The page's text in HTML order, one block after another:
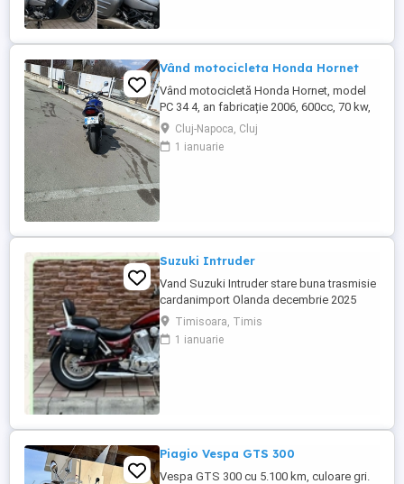
Vând motocicleta Honda Hornet
Vând motocicletă Honda Hornet, model
PC 34 4, an fabricație 2006, 600cc, 70 kw,
98 cp, inspecție tehnică valabilă până în
august 2027 . Preț 1900 euro
Cluj-Napoca, Cluj
1 ianuarie
Suzuki Intruder
Vand Suzuki Intruder stare buna trasmisie
cardanimport Olanda decembrie 2025
inmatriculat RO IN FEBRUARIE Nu raspund
la mesaje.Schimb cu ATV plus sau minus
diferenta
Timisoara, Timis
1 ianuarie
Piagio Vespa GTS 300
Vespa GTS 300 cu 5.100 km, culoare gri.